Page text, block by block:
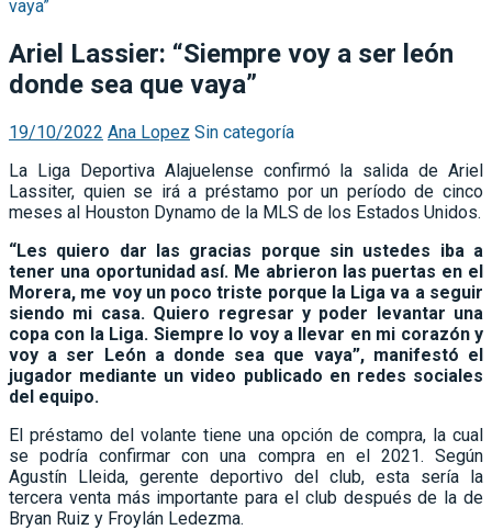
vaya”
Ariel Lassier: “Siempre voy a ser león
donde sea que vaya”
19/10/2022 Ana Lopez Sin categoría
La Liga Deportiva Alajuelense confirmó la salida de Ariel
Lassiter, quien se irá a préstamo por un período de cinco
meses al Houston Dynamo de la MLS de los Estados Unidos.
“Les quiero dar las gracias porque sin ustedes iba a
tener una oportunidad así. Me abrieron las puertas en el
Morera, me voy un poco triste porque la Liga va a seguir
siendo mi casa. Quiero regresar y poder levantar una
copa con la Liga. Siempre lo voy a llevar en mi corazón y
voy a ser León a donde sea que vaya”, manifestó el
jugador mediante un video publicado en redes sociales
del equipo.
El préstamo del volante tiene una opción de compra, la cual
se podría confirmar con una compra en el 2021. Según
Agustín Lleida, gerente deportivo del club, esta sería la
tercera venta más importante para el club después de la de
Bryan Ruiz y Froylán Ledezma.